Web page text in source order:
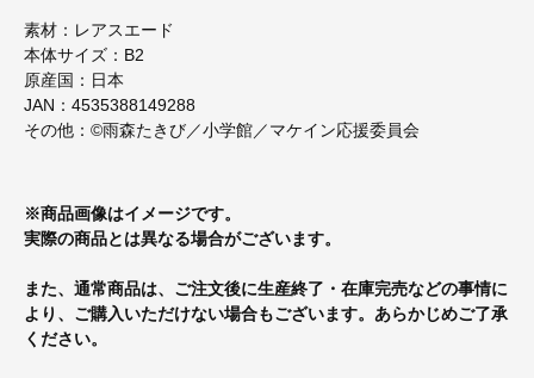
素材：レアスエード
本体サイズ：B2
原産国：日本
JAN：4535388149288
その他：©雨森たきび／小学館／マケイン応援委員会
※商品画像はイメージです。
実際の商品とは異なる場合がございます。
また、通常商品は、ご注文後に生産終了・在庫完売などの事情に
より、ご購入いただけない場合もございます。あらかじめご了承
ください。